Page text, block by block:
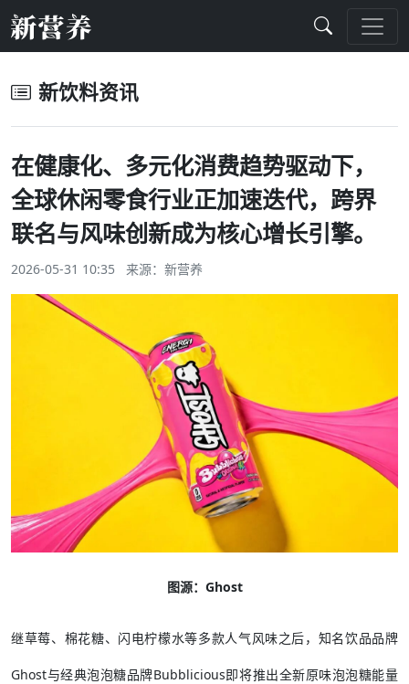
新饮料资讯
在健康化、多元化消费趋势驱动下，
全球休闲零食行业正加速迭代，跨界
联名与风味创新成为核心增长引擎。
2026-05-31 10:35 来源： 新营养
图源：Ghost
继草莓、棉花糖、闪电柠檬水等多款人气风味之后，知名饮品品牌
Ghost与经典泡泡糖品牌Bubblicious即将推出全新原味泡泡糖能量